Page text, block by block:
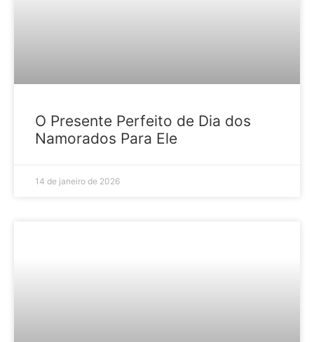
O Presente Perfeito de Dia dos
Namorados Para Ele
14 de janeiro de 2026